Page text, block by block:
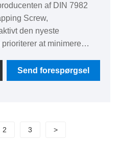
af ​​DIN 7982
Screw,
den nyeste
at minimere
er forpligtet til at levere
Vi
med
og effektiv levering,
Send forespørgsel
2 3 >